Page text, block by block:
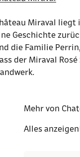
Miraval liegt
Geschichte
die Familie
der Miraval
Mehr von
Alles anzeigen